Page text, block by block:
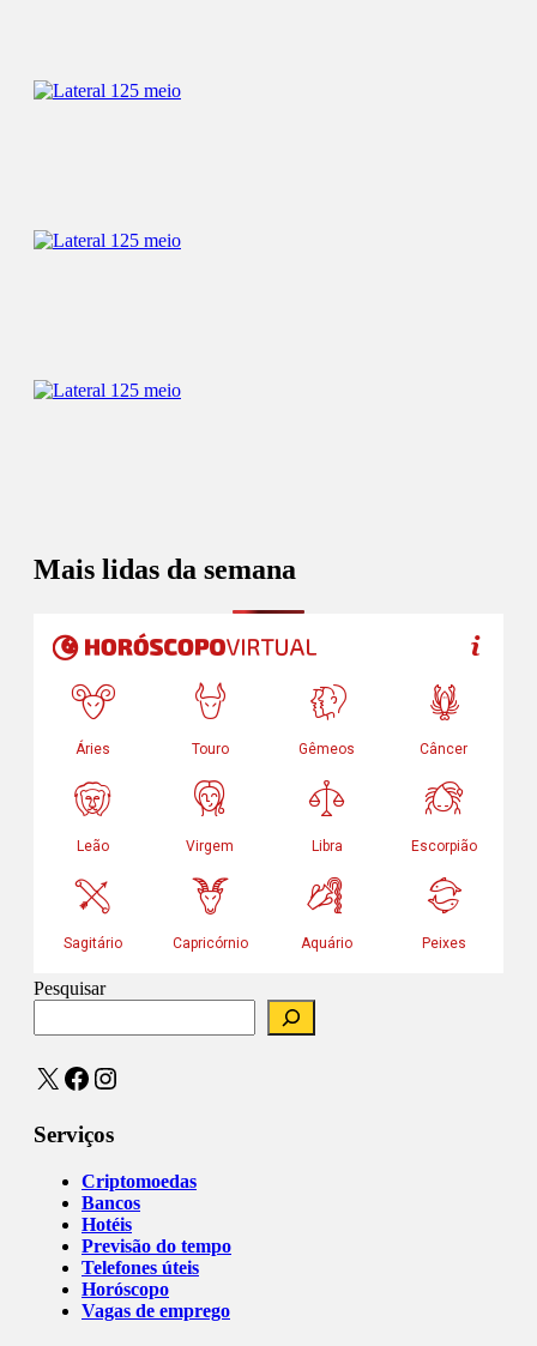
Mais lidas da semana
Pesquisar
X Facebook
Instagram
Serviços
Criptomoedas
Bancos
Hotéis
Previsão do tempo
Telefones úteis
Horóscopo
Vagas de emprego